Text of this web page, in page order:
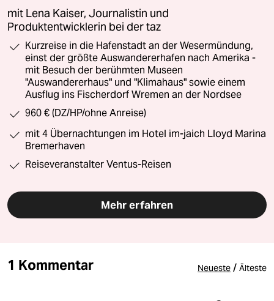
mit Lena Kaiser, Journalistin und
Produktentwicklerin bei der taz
Kurzreise in die Hafenstadt an der Wesermündung,
einst der größte Auswandererhafen nach Amerika -
mit Besuch der berühmten Museen
"Auswandererhaus" und "Klimahaus" sowie einem
Ausflug ins Fischerdorf Wremen an der Nordsee
960 € (DZ/HP/ohne Anreise)
mit 4 Übernachtungen im Hotel im-jaich Lloyd Marina
Bremerhaven
Reiseveranstalter Ventus-Reisen
Mehr erfahren
1 Kommentar Neueste / Älteste